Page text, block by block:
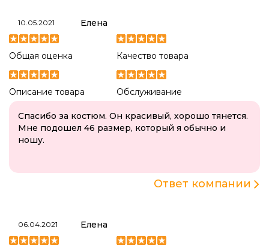
10.05.2021 Елена
Общая оценка Качество товара
Описание товара Обслуживание
Спасибо за костюм. Он красивый, хорошо тянется.
Мне подошел 46 размер, который я обычно и
ношу.
Ответ компании
06.04.2021 Елена